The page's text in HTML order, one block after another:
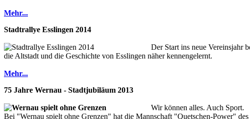
Mehr...
Stadtrallye Esslingen 2014
Der Start ins neue Vereinsjahr
die Altstadt und die Geschichte von Esslingen näher kennengelernt.
Mehr...
75 Jahre Wernau - Stadtjubiläum 2013
Wir können alles. Auch Sport.
Bei "Wernau spielt ohne Grenzen" hat die Mannschaft "Quetschen-Power"